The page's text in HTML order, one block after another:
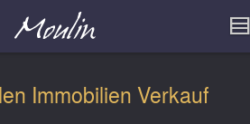
Immobilien Verkauf